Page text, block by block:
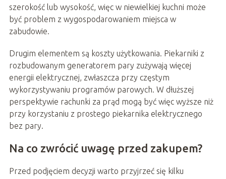
szerokość lub wysokość, więc w niewielkiej kuchni może
być problem z wygospodarowaniem miejsca w
zabudowie.
Drugim elementem są koszty użytkowania. Piekarniki z
rozbudowanym generatorem pary zużywają więcej
energii elektrycznej, zwłaszcza przy częstym
wykorzystywaniu programów parowych. W dłuższej
perspektywie rachunki za prąd mogą być więc wyższe niż
przy korzystaniu z prostego piekarnika elektrycznego
bez pary.
Na co zwrócić uwagę przed zakupem?
Przed podjęciem decyzji warto przyjrzeć się kilku